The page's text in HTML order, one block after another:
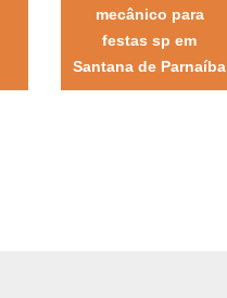
mecânico para
festas sp em
Santana de Parnaíba